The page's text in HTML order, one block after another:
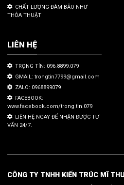
CHẤT LƯỢNG ĐÀM BẢO NHƯ
THỎA THUẬT
LIÊN HỆ
TRỌNG TÍN: 096.8899.079
GMAIL: trongtin7799@gmail.com
ZALO: 0968899079
FACEBOOK:
www.facebook.com/trong.tin.079
LIÊN HỆ NGAY ĐỂ NHẬN ĐƯỢC TƯ
VẤN 24/7.
CÔNG TY TNHH KIẾN TRÚC MĨ